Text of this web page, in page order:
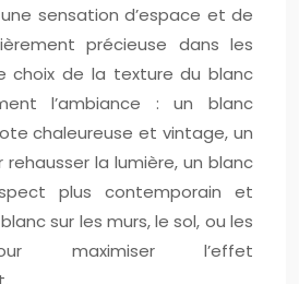
sensation d’espace et de
précieuse dans les
choix de la texture du blanc
l’ambiance : un blanc
chaleureuse et vintage, un
la lumière, un blanc
plus contemporain et
sur les murs, le sol, ou les
maximiser l’effet